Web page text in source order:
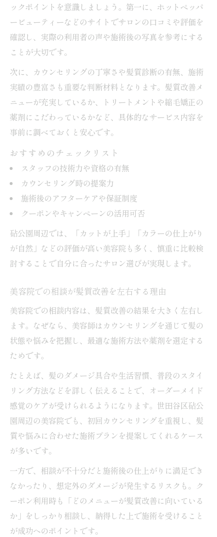
ックポイントを意識しましょう。第一に、ホットペッパ
ービューティーなどのサイトでサロンの口コミや評価を
確認し、実際の利用者の声や施術後の写真を参考にする
ことが大切です。
次に、カウンセリングの丁寧さや髪質診断の有無、施術
実績の豊富さも重要な判断材料となります。髪質改善メ
ニューが充実しているか、トリートメントや縮毛矯正の
薬剤にこだわっているかなど、具体的なサービス内容を
事前に調べておくと安心です。
おすすめのチェックリスト
スタッフの技術力や資格の有無
カウンセリング時の提案力
施術後のアフターケアや保証制度
クーポンやキャンペーンの活用可否
砧公園周辺では、「カットが上手」「カラーの仕上がり
が自然」などの評価が高い美容院も多く、慎重に比較検
討することで自分に合ったサロン選びが実現します。
美容院での相談が髪質改善を左右する理由
美容院での相談内容は、髪質改善の結果を大きく左右し
ます。なぜなら、美容師はカウンセリングを通じて髪の
状態や悩みを把握し、最適な施術方法や薬剤を選定する
ためです。
たとえば、髪のダメージ具合や生活習慣、普段のスタイ
リング方法などを詳しく伝えることで、オーダーメイド
感覚のケアが受けられるようになります。世田谷区砧公
園周辺の美容院でも、初回カウンセリングを重視し、髪
質や悩みに合わせた施術プランを提案してくれるケース
が多いです。
一方で、相談が不十分だと施術後の仕上がりに満足でき
なかったり、想定外のダメージが発生するリスクも。ク
ーポン利用時も「どのメニューが髪質改善に向いている
か」をしっかり相談し、納得した上で施術を受けること
が成功へのポイントです。